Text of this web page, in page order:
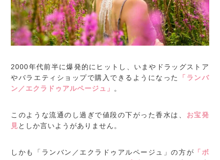
2000年代前半に爆発的にヒットし、いまやドラッグストア
やバラエティショップで購入できるようになった
「ランバ
ン／エクラドゥアルページュ」 。
このような流通のし過ぎで値段の下がった香水は、 お宝発
見としか言いようがありません。
しかも「ランバン／エクラドゥアルページュ」の方が 「ボ